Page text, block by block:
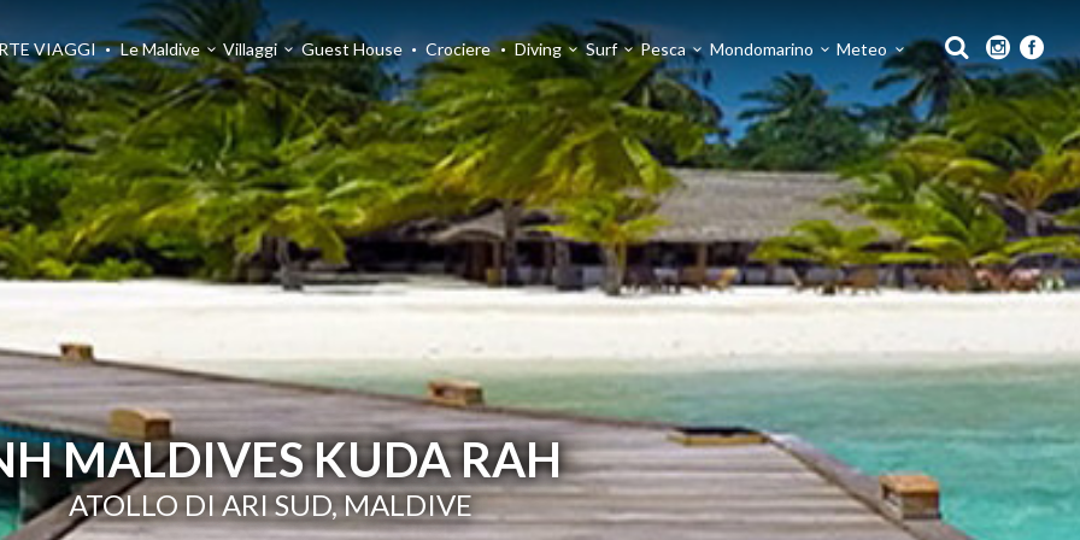
VIAGGI Le Maldive Villaggi Guest House Crociere Diving Surf Pesca Mondomarino Meteo
MALDIVES KUDA RAH
ATOLLO DI ARI SUD, MALDIVE